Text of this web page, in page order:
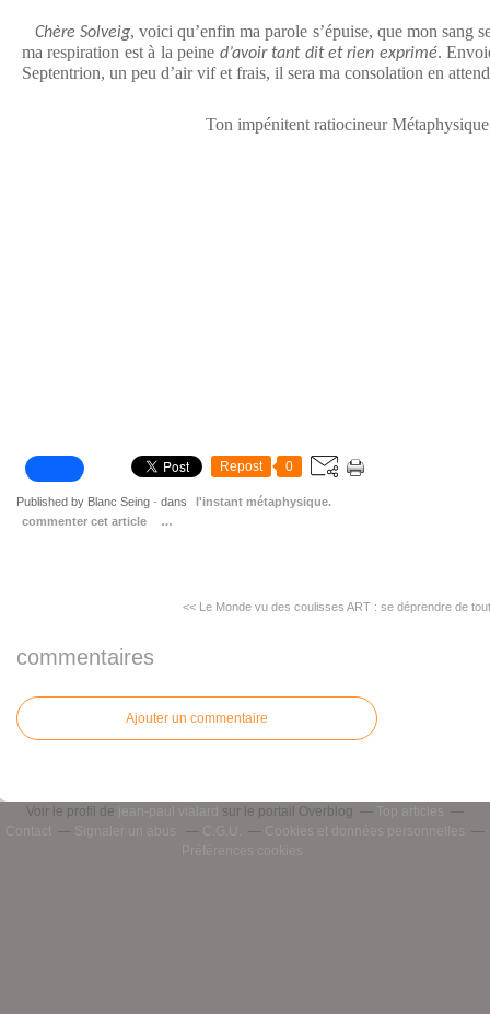
Chère Solveig, voici qu’enfin ma parole s’épuise, que mon sang
ma respiration est à la peine d’avoir tant dit et rien exprimé.
Septentrion, un peu d’air vif et frais, il sera ma consolation en
Ton impénitent ratiocineur Métaphysique
Repost 0
Published by Blanc Seing - dans
l'instant métaphysique.
commenter cet article
…
<< Le Monde vu des coulisses ART : se déprendre de
commentaires
Ajouter un commentaire
Voir le profil de jean-paul vialard sur le portail Overblog
Top articles
Contact
Signaler un abus C.G.U.
Cookies et données personnelles
Préférences cookies